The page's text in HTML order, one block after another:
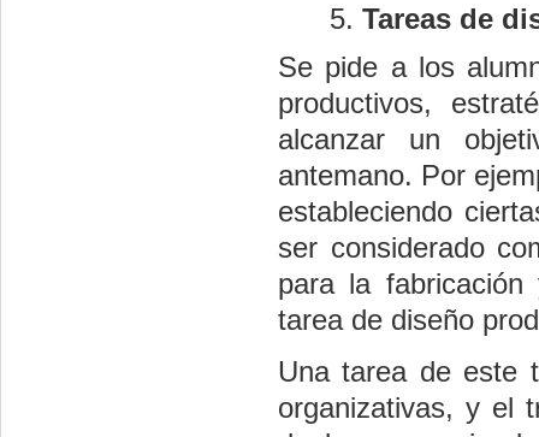
Tareas de
Se pide a los
productivos,
alcanzar un
antemano. Por
estableciendo
ser considerado
para la
tarea de diseño
Una tarea de este
organizativas, y el